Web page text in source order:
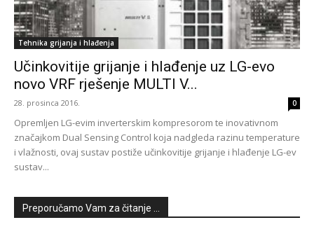
Tehnika grijanja i hlađenja
Učinkovitije grijanje i hlađenje uz LG-evo
novo VRF rješenje MULTI V...
28. prosinca 2016. 0
Opremljen LG-evim inverterskim kompresorom te inovativnom
značajkom Dual Sensing Control koja nadgleda razinu temperature
i vlažnosti, ovaj sustav postiže učinkovitije grijanje i hlađenje LG-ev
sustav...
Preporučamo Vam za čitanje ...